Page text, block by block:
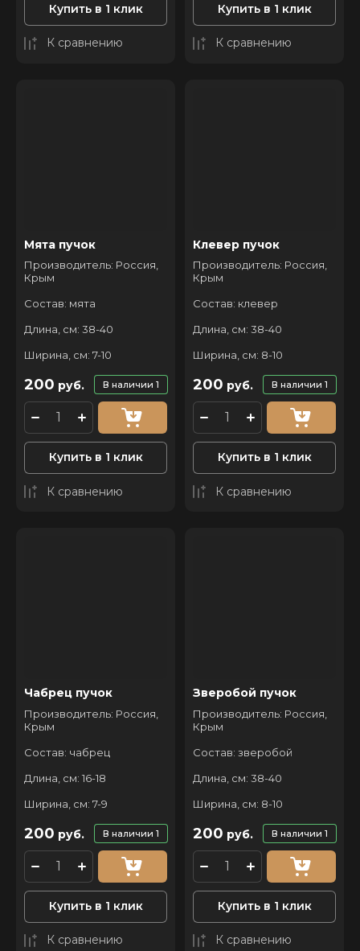
Купить в 1 клик
К сравнению
Купить в 1 клик
К сравнению
Мята пучок
Производитель: Россия,
Крым
Состав: мята
Длина, см: 38-40
Ширина, см: 7-10
В наличии 1
200 руб.
Купить в 1 клик
К сравнению
Клевер пучок
Производитель: Россия,
Крым
Состав: клевер
Длина, см: 38-40
Ширина, см: 8-10
В наличии 1
200 руб.
Купить в 1 клик
К сравнению
Чабрец пучок
Производитель: Россия,
Крым
Состав: чабрец
Длина, см: 16-18
Ширина, см: 7-9
В наличии 1
200 руб.
Купить в 1 клик
К сравнению
Зверобой пучок
Производитель: Россия,
Крым
Состав: зверобой
Длина, см: 38-40
Ширина, см: 8-10
В наличии 1
200 руб.
Купить в 1 клик
К сравнению